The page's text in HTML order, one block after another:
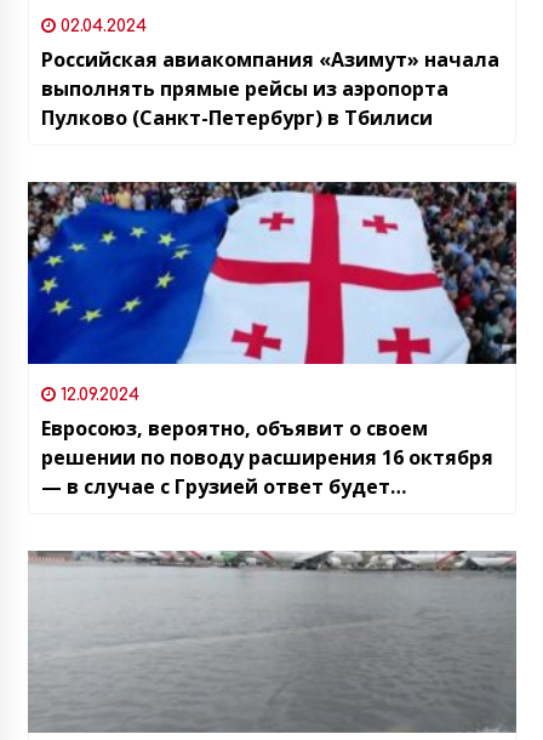
02.04.2024
Российская авиакомпания «Азимут» начала
выполнять прямые рейсы из аэропорта
Пулково (Санкт-Петербург) в Тбилиси
12.09.2024
Евросоюз, вероятно, объявит о своем
решении по поводу расширения 16 октября
— в случае с Грузией ответ будет
начинаться не будут